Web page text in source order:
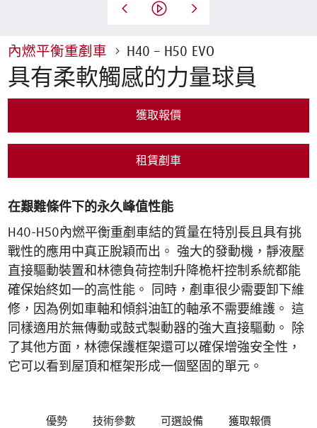
內燃平衡重剷車 H40 – H50 EVO
具有柔軟觸感的力量球員
獲取報價
租賃剷車
在艱難條件下的永久峰值性能
H40-H50內燃平衡重剷車結的質量在特別長且具有挑
戰性的應用中真正脫穎而出。 強大的發動機，靜液壓
直接驅動裝置和林德負荷控制升降桅杆控制系統都能
確保始終如一的高性能。 同時，剷車很少需要卸下維
修，因為例如車軸和傾斜油缸的軸承不需要維護。 這
同樣適用於無傳動或鼓式製動器的強大直接驅動。 除
了其他方面，林德保護框架還可以確保增強安全性，
它可以看到屋頂和框架形成一個堅固的單元。
優勢 技術參數 可選設備 獲取報價